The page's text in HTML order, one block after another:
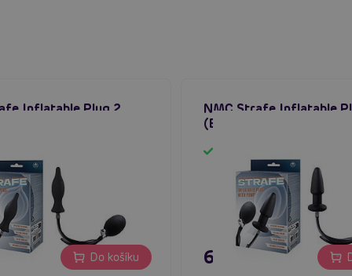
Inflatable Plug 2
anální kolík
Do košíku
NMC Strafe Inflatable
(Black), nafukovací
695 Kč